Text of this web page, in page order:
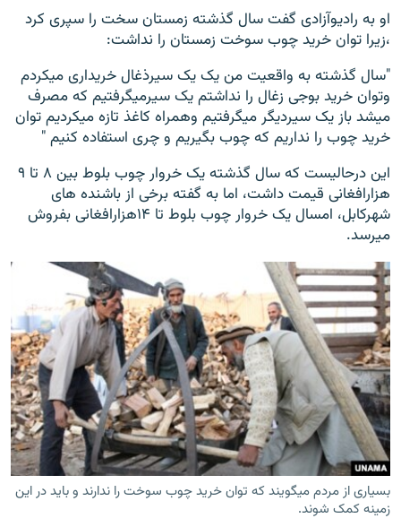
او به رادیوآزادی گفت سال گذشته زمستان سخت را سپری کرد
،زیرا توان خرید چوب سوخت زمستان را نداشت:
"سال گذشته به واقعیت من یک یک سیرذغال خریداری میکردم
وتوان خرید بوجی زغال را نداشتم یک سیرمیگرفتیم که مصرف
میشد باز یک سیردیگر میگرفتیم وهمراه کاغذ تازه میکردیم توان
خرید چوب را نداریم که چوب بگیریم و چری استفاده کنیم "
این درحالیست که سال گذشته یک خروار چوب بلوط بین ۸ تا ۹
هزارافغانی قیمت داشت، اما به گفته برخی از باشنده های
شهرکابل، امسال یک خروار چوب بلوط تا ۱۴هزارافغانی بفروش
میرسد.
بسیاری از مردم میگویند که توان خرید چوب سوخت را ندارند و باید در این
زمینه کمک شوند.